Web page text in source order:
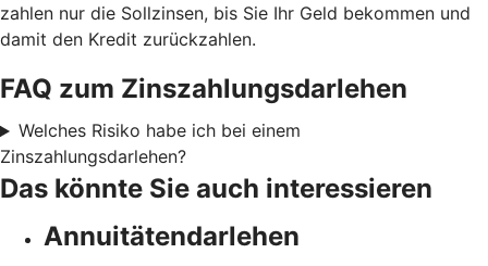
zahlen nur die Sollzinsen, bis Sie Ihr Geld bekommen und
damit den Kredit zurückzahlen.
FAQ zum Zinszahlungsdarlehen
Welches Risiko habe ich bei einem
Zinszahlungsdarlehen?
Das könnte Sie auch interessieren
Annuitätendarlehen